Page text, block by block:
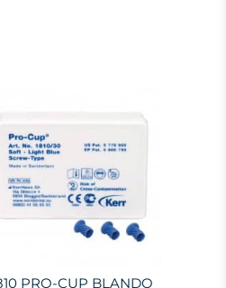
PRO-CUP BLANDO